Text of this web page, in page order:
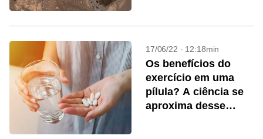
17/06/22 - 12:18min
Os benefícios do
exercício em uma
pílula? A ciência se
aproxima desse